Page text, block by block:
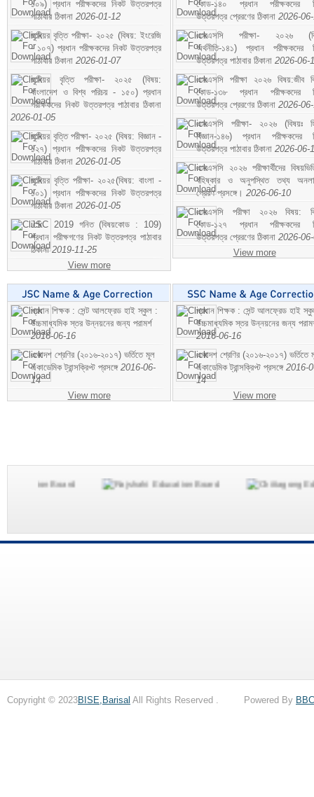
১০৯) প্রধান পরীক্ষকদের নিকট উত্তরপত্র
পাঠাবার ঠিকানা 2026-01-12
জুনিয়র বৃত্তি পরীক্ষা- ২০২৫ (বিষয়: ইংরেজি
- ১০৭) প্রধান পরীক্ষকদের নিকট উত্তরপত্র
পাঠাবার ঠিকানা 2026-01-07
জুনিয়র বৃত্তি পরীক্ষা- ২০২৫ (বিষয়:
বাংলাদেশ ও বিশ্ব পরিচয় - ১৫০) প্রধান
পরীক্ষকদের নিকট উত্তরপত্র পাঠাবার ঠিকানা
2026-01-05
জুনিয়র বৃত্তি পরীক্ষা- ২০২৫ (বিষয়: বিজ্ঞান -
১২৭) প্রধান পরীক্ষকদের নিকট উত্তরপত্র
পাঠাবার ঠিকানা 2026-01-05
জুনিয়র বৃত্তি পরীক্ষা- ২০২৫(বিষয়: বাংলা -
১০১) প্রধান পরীক্ষকদের নিকট উত্তরপত্র
পাঠাবার ঠিকানা 2026-01-05
JSC 2019 গনিত (বিষয়কোড : 109)
প্রধান পরীক্ষগণের নিকট উত্তরপত্র পাঠাবার
ঠিকানা2019-11-25
View more
কোড-১৪০ প্রধান পরীক্ষকদের
উত্তরপত্র প্রেরণের ঠিকানা 2026-
এসএসসি পরীক্ষা- ২০২৬
অর্থনীতি-১৪১) প্রধান পরীক্ষকদের
উত্তরপত্র পাঠাবার ঠিকানা 2026-06-
এসএসসি পরীক্ষা ২০২৬ বিষয়:জীব
কোড-১৩৮ প্রধান পরীক্ষকদের
উত্তরপত্র প্রেরণের ঠিকানা 2026-
এসএসসি পরীক্ষা- ২০২৬ (বিষয়ঃ
বিজ্ঞান-১৪৬) প্রধান পরীক্ষকদের
উত্তরপত্র পাঠাবার ঠিকানা 2026-06-
এসএসসি ২০২৬ পরীক্ষার্থীদের
বহিষ্কার ও অনুপস্থিত তথ্য
প্রেরণ প্রসঙ্গে। 2026-06-10
এসএসসি পরীক্ষা ২০২৬ বিষয়:
কোড-১২৭ প্রধান পরীক্ষকদের
উত্তরপত্র প্রেরণের ঠিকানা 2026-
View more
প্রধান শিক্ষক : সেন্ট আলফ্রেড হাই স্কুল :
উচ্চমাধ্যমিক স্তর উন্নয়নের জন্য পরামর্শ
2016-06-16
একাদশ শ্রেণির (২০১৬-২০১৭) ভর্তিতে মূল
একাডেমিক ট্রান্সক্রিপ্ট প্রসঙ্গে 2016-06-
14
View more
প্রধান শিক্ষক : সেন্ট আলফ্রেড হাই
উচ্চমাধ্যমিক স্তর উন্নয়নের জন্য
2016-06-16
একাদশ শ্রেণির (২০১৬-২০১৭) ভর্তিতে
একাডেমিক ট্রান্সক্রিপ্ট প্রসঙ্গে 2016-
14
View more
Copyright © 2023BISE,Barisal All Rights Reserved . Powered By